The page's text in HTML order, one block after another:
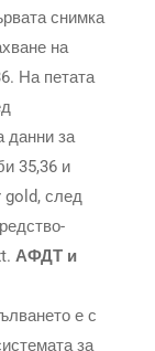
снимка
на
На петата
данни за
35,36 и
gold, след
АФДТ и
е с
за